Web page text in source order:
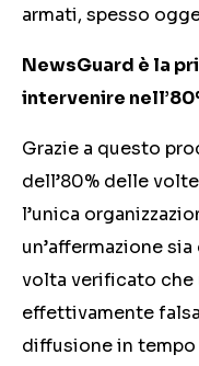
armati, spesso
NewsGuard è la
intervenire
Grazie a questo
dell’80% delle
l’unica
un’affermazione
volta verificato che
effettivamente
diffusione in